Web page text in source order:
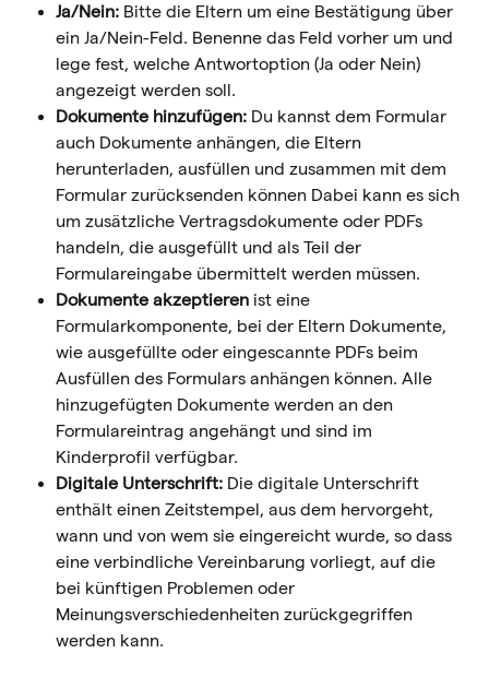
Ja/Nein: Bitte die Eltern um eine Bestätigung über
ein Ja/Nein-Feld. Benenne das Feld vorher um und
lege fest, welche Antwortoption (Ja oder Nein)
angezeigt werden soll.
Dokumente hinzufügen: Du kannst dem Formular
auch Dokumente anhängen, die Eltern
herunterladen, ausfüllen und zusammen mit dem
Formular zurücksenden können Dabei kann es sich
um zusätzliche Vertragsdokumente oder PDFs
handeln, die ausgefüllt und als Teil der
Formulareingabe übermittelt werden müssen.
Dokumente akzeptieren ist eine
Formularkomponente, bei der Eltern Dokumente,
wie ausgefüllte oder eingescannte PDFs beim
Ausfüllen des Formulars anhängen können. Alle
hinzugefügten Dokumente werden an den
Formulareintrag angehängt und sind im
Kinderprofil verfügbar.
Digitale Unterschrift: Die digitale Unterschrift
enthält einen Zeitstempel, aus dem hervorgeht,
wann und von wem sie eingereicht wurde, so dass
eine verbindliche Vereinbarung vorliegt, auf die
bei künftigen Problemen oder
Meinungsverschiedenheiten zurückgegriffen
werden kann.